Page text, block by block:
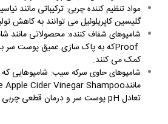
مواد تنظیم کننده چربی: ترکیباتی مانند
گلیسین کاپریلوئیل می توانند به کاهش
شامپوهای شفاف کننده: محصولاتی مانند
Proofکه به پاک سازی عمیق پوست سر
کمک می کنند.
شامپوهای حاوی سرکه سیب: شامپوهایی
مانندApple Cider Vinegar Shampoo
تعادل pHپوست سر و درمان قطعی